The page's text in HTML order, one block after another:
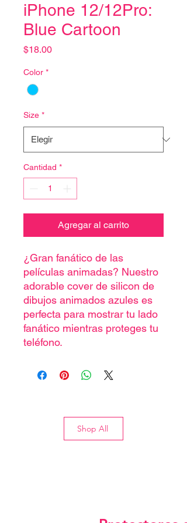
iPhone 12/12Pro:
Blue Cartoon
$18.00Precio
Color *
Size *
Cantidad *
Agregar al carrito
¿Gran fanático de las
películas animadas? Nuestro
adorable cover de silicon de
dibujos animados azules es
perfecta para mostrar tu lado
fanático mientras proteges tu
teléfono.
Shop All